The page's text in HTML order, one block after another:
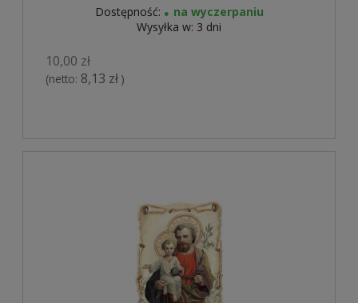
Dostępność:
na wyczerpaniu
Wysyłka w: 3 dni
10,00 zł
(netto: 8,13 zł )